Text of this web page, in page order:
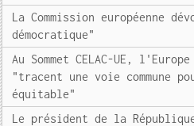
La Commission européenne
démocratique"
Au Sommet CELAC-UE,
"tracent une voie commune
équitable"
Le président de la République